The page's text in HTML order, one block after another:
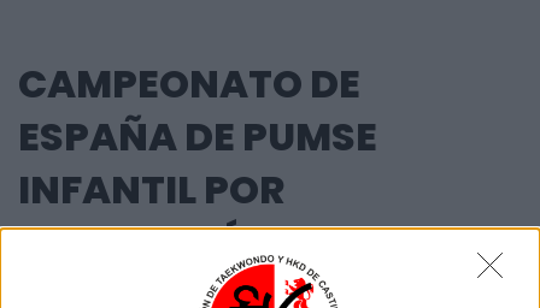
CAMPEONATO DE
ESPAÑA DE PUMSE
INFANTIL POR
AUTONOMÍAS
11 de diciembre de 2023